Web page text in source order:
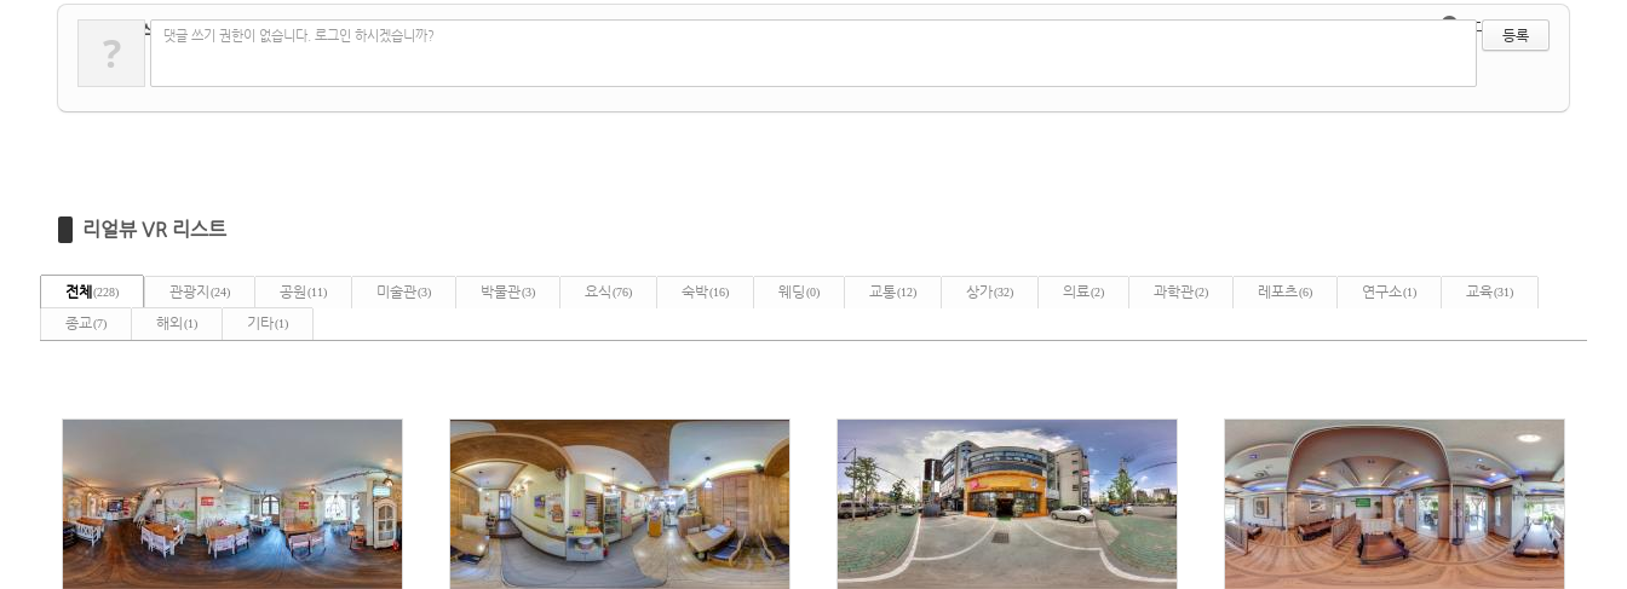
댓글 쓰기 ● 에디터 선택하기
? 댓글 쓰기 권한이 없습니다. 로그인 하시겠습니까?
리얼뷰 VR 리스트
전체 (228) 관광지 (24) 공원 (11) 미술관(3) 박물관(3) 요식(76) 숙박(16) 웨딩(0) 교통(12) 상가(32) 의료(2) 과학관(2) 레포츠(6) 연구소(1) 교육(31)
종교(7) 해외 (1) 기타(1)